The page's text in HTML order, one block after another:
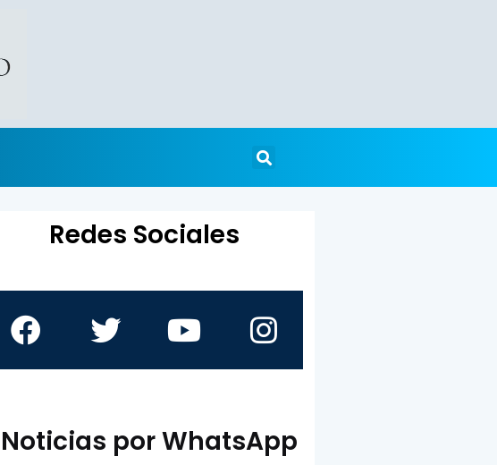
Redes Sociales
Noticias por WhatsApp